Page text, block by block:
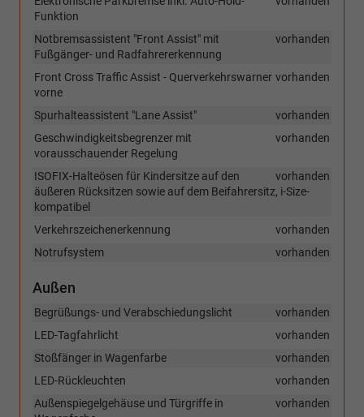
Funktion
vorhanden
Notbremsassistent "Front Assist" mit
Fußgänger- und Radfahrererkennung
vorhanden
Front Cross Traffic Assist - Querverkehrswarner
vorne
vorhanden
Spurhalteassistent "Lane Assist"
vorhanden
Geschwindigkeitsbegrenzer mit
vorausschauender Regelung
vorhanden
ISOFIX-Halteösen für Kindersitze auf den
äußeren Rücksitzen sowie auf dem Beifahrersitz, i-Size-
kompatibel
vorhanden
Verkehrszeichenerkennung
vorhanden
Notrufsystem
Außen
vorhanden
Begrüßungs- und Verabschiedungslicht
vorhanden
LED-Tagfahrlicht
vorhanden
Stoßfänger in Wagenfarbe
vorhanden
LED-Rückleuchten
vorhanden
Außenspiegelgehäuse und Türgriffe in